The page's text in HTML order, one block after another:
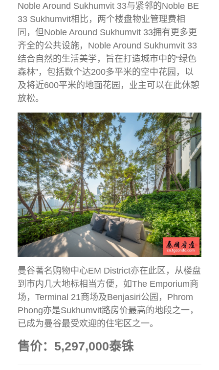
Noble Around Sukhumvit 33与紧邻的Noble BE
33 Sukhumvit相比，两个楼盘物业管理费相
同，但Noble Around Sukhumvit 33拥有更多更
齐全的公共设施，Noble Around Sukhumvit 33
结合自然的生活美学，旨在打造城市中的“绿色
森林”，包括数个达200多平米的空中花园，以
及将近600平米的地面花园，业主可以在此休憩
放松。
曼谷著名购物中心EM District亦在此区，从楼盘
到市内几大地标相当方便，如The Emporium商
场，Terminal 21商场及Benjasiri公园，Phrom
Phong亦是Sukhumvit路房价最高的地段之一，
已成为曼谷最受欢迎的住宅区之一。
售价：5,297,000泰铢